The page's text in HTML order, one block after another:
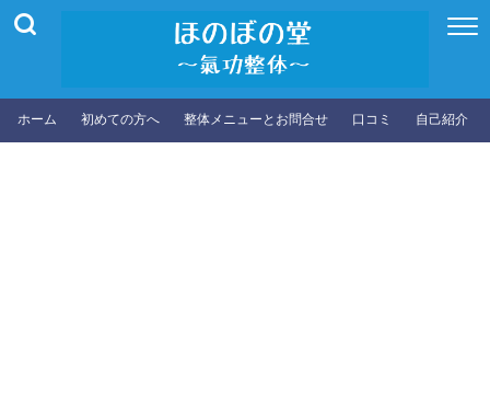
ホーム 初めての方へ 整体メニューとお問合せ 口コミ 自己紹介